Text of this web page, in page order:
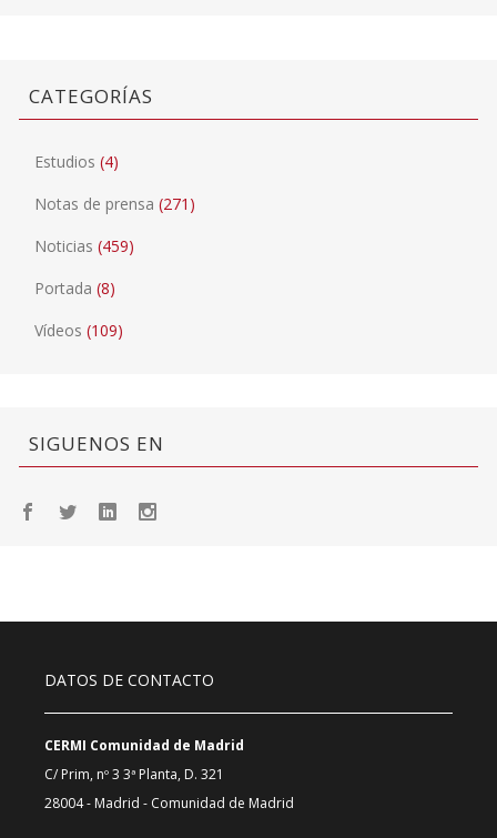
CATEGORÍAS
Estudios (4)
Notas de prensa (271)
Noticias (459)
Portada (8)
Vídeos (109)
SIGUENOS EN
DATOS DE CONTACTO
CERMI Comunidad de Madrid
C/ Prim, nº 3 3ª Planta, D. 321
28004 - Madrid - Comunidad de Madrid